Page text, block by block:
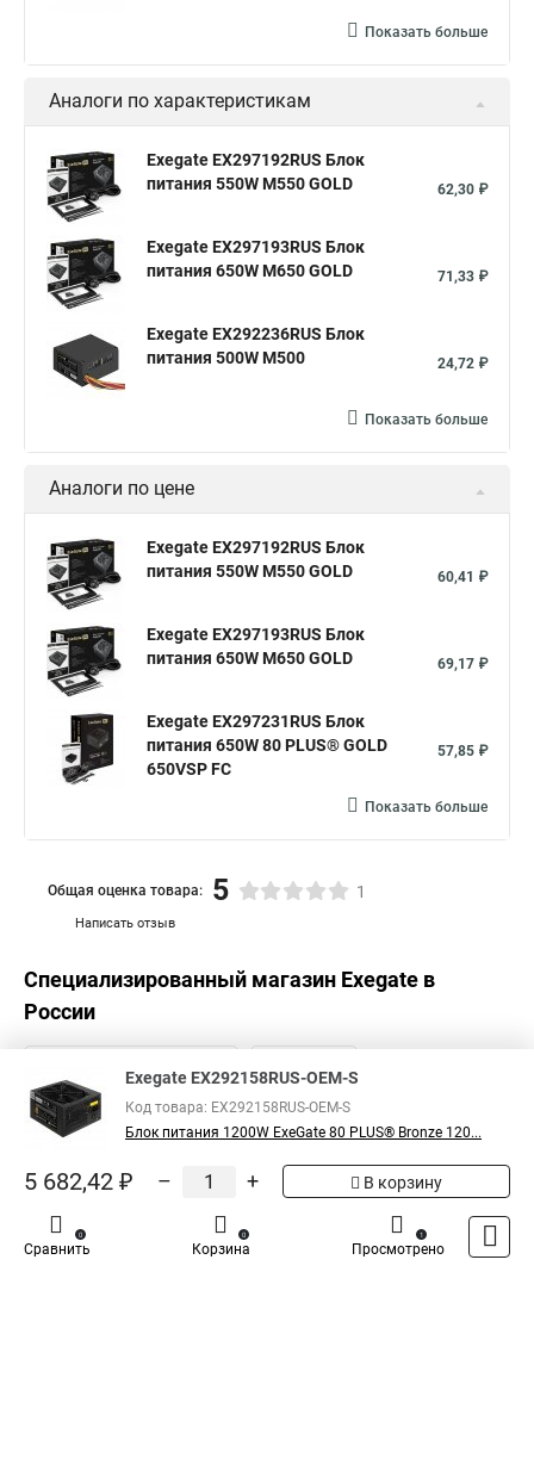
Показать больше
Аналоги по характеристикам
Exegate EX297192RUS Блок
питания 550W M550 GOLD
62,30 ₽
Exegate EX297193RUS Блок
питания 650W M650 GOLD
71,33 ₽
Exegate EX292236RUS Блок
питания 500W M500
24,72 ₽
Показать больше
Аналоги по цене
Exegate EX297192RUS Блок
питания 550W M550 GOLD
60,41 ₽
Exegate EX297193RUS Блок
питания 650W M650 GOLD
69,17 ₽
Exegate EX297231RUS Блок
питания 650W 80 PLUS® GOLD
650VSP FС
57,85 ₽
Показать больше
Написать отзыв
Общая оценка товара: 5 1
Специализированный магазин Exegate в
России
Exegate EX292158RUS-OEM-S
Код товара: EX292158RUS-OEM-S
Блок питания 1200W ExeGate 80 PLUS® Bronze 120...
5 682,42 ₽ – + В корзину
Сравнить
0
Корзина
0
Просмотрено
1